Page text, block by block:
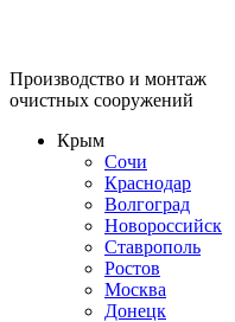
Производство и монтаж
очистных сооружений
Крым
Сочи
Краснодар
Волгоград
Новороссийск
Ставрополь
Ростов
Москва
Донецк